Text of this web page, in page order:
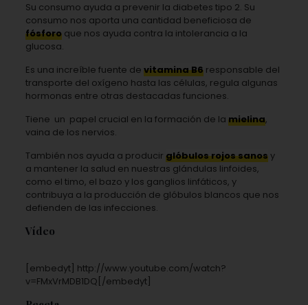
Su consumo ayuda a prevenir la diabetes tipo 2. Su
consumo nos aporta una cantidad beneficiosa de
fósforoque nos ayuda contra la intolerancia a la
glucosa.
Es una increíble fuente de vitamina B6responsable del
transporte del oxígeno hasta las células, regula algunas
hormonas entre otras destacadas funciones.
Tiene un papel crucial en la formación de la mielina,
vaina de los nervios.
También nos ayuda a producir glóbulos rojos sanosy
a mantener la salud en nuestras glándulas linfoides,
como el timo, el bazo y los ganglios linfáticos, y
contribuya a la producción de glóbulos blancos que nos
defienden de las infecciones.
Vídeo
[embedyt] http://www.youtube.com/watch?
v=FMxVrMDB1DQ[/embedyt]